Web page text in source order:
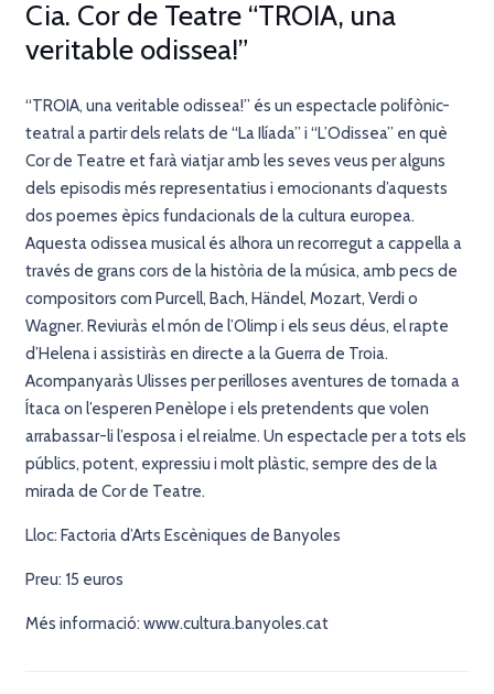
Cia. Cor de Teatre “TROIA, una
veritable odissea!”
“TROIA, una veritable odissea!” és un espectacle polifònic-
teatral a partir dels relats de “La Ilíada” i “L’Odissea” en què
Cor de Teatre et farà viatjar amb les seves veus per alguns
dels episodis més representatius i emocionants d’aquests
dos poemes èpics fundacionals de la cultura europea.
Aquesta odissea musical és alhora un recorregut a cappella a
través de grans cors de la història de la música, amb pecs de
compositors com Purcell, Bach, Händel, Mozart, Verdi o
Wagner. Reviuràs el món de l’Olimp i els seus déus, el rapte
d’Helena i assistiràs en directe a la Guerra de Troia.
Acompanyaràs Ulisses per perilloses aventures de tornada a
Ítaca on l’esperen Penèlope i els pretendents que volen
arrabassar-li l’esposa i el reialme. Un espectacle per a tots els
públics, potent, expressiu i molt plàstic, sempre des de la
mirada de Cor de Teatre.
Lloc: Factoria d’Arts Escèniques de Banyoles
Preu: 15 euros
Més informació: www.cultura.banyoles.cat